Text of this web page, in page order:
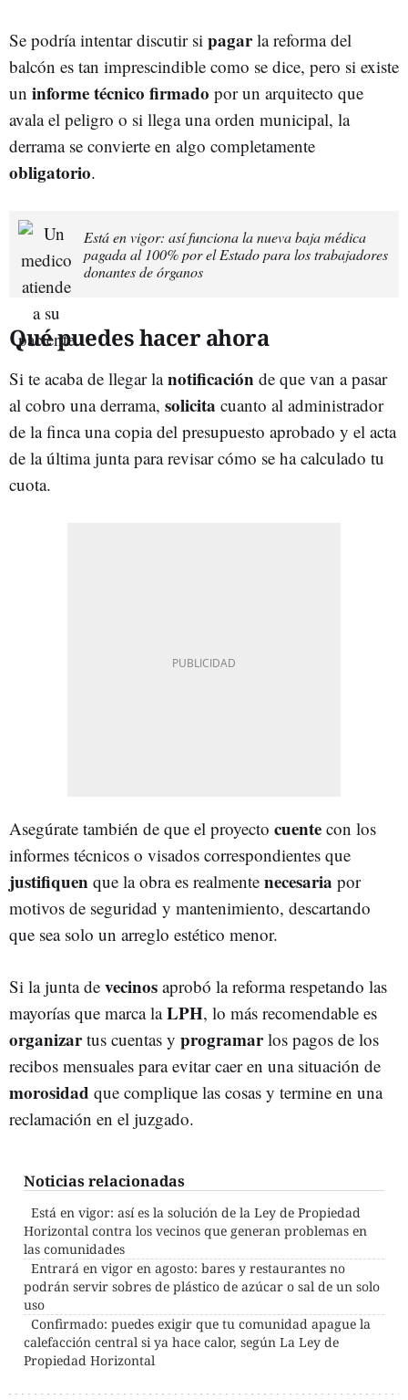
Se podría intentar discutir si pagarla reforma del
balcón es tan imprescindible como se dice, pero si existe
un informe técnico firmado por un arquitecto que
avala el peligro o si llega una orden municipal, la
derrama se convierte en algo completamente
obligatorio.
Está en vigor: así funciona la nueva baja médica
pagada al 100% por el Estado para los trabajadores
donantes de órganos
Qué puedes hacer ahora
Si te acaba de llegar lanotificación de que van a pasar
al cobro una derrama, solicita cuanto al administrador
de la finca una copia del presupuesto aprobado y el acta
de la última junta para revisar cómo se ha calculado tu
cuota.
Asegúrate también de que el proyecto cuente con los
informes técnicos o visados correspondientes que
justifiquen que la obra es realmente necesaria por
motivos de seguridad y mantenimiento, descartando
que sea solo un arreglo estético menor.
Si la junta de vecinos aprobó la reforma respetando las
mayorías que marca laLPH, lo más recomendable es
organizartus cuentas y programarlos pagos de los
recibos mensuales para evitar caer en una situación de
morosidad que complique las cosas y termine en una
reclamación en el juzgado.
Noticias relacionadas
Está en vigor: así es la solución de la Ley de Propiedad
Horizontal contra los vecinos que generan problemas en
las comunidades
Entrará en vigor en agosto: bares y restaurantes no
podrán servir sobres de plástico de azúcar o sal de un solo
uso
Confirmado: puedes exigir que tu comunidad apague la
calefacción central si ya hace calor, según La Ley de
Propiedad Horizontal